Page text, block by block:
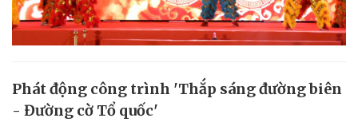
Phát động công trình 'Thắp sáng đường biên
- Đường cờ Tổ quốc'